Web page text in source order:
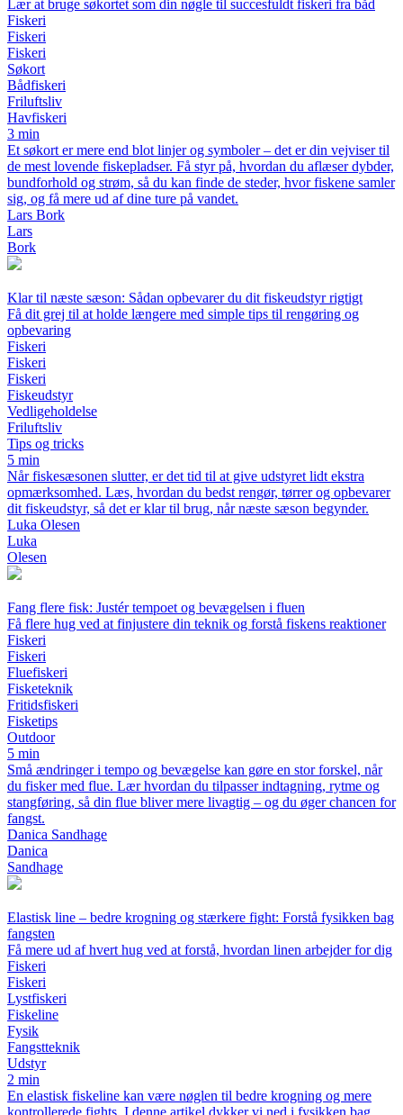
Lær at bruge søkortet som din nøgle til succesfuldt fiskeri fra båd
Fiskeri
Fiskeri
Fiskeri
Søkort
Bådfiskeri
Friluftsliv
Havfiskeri
3 min
Et søkort er mere end blot linjer og symboler – det er din vejviser til
de mest lovende fiskepladser. Få styr på, hvordan du aflæser dybder,
bundforhold og strøm, så du kan finde de steder, hvor fiskene samler
sig, og få mere ud af dine ture på vandet.
Lars Bork
Lars
Bork
Klar til næste sæson: Sådan opbevarer du dit fiskeudstyr rigtigt
Få dit grej til at holde længere med simple tips til rengøring og
opbevaring
Fiskeri
Fiskeri
Fiskeri
Fiskeudstyr
Vedligeholdelse
Friluftsliv
Tips og tricks
5 min
Når fiskesæsonen slutter, er det tid til at give udstyret lidt ekstra
opmærksomhed. Læs, hvordan du bedst rengør, tørrer og opbevarer
dit fiskeudstyr, så det er klar til brug, når næste sæson begynder.
Luka Olesen
Luka
Olesen
Fang flere fisk: Justér tempoet og bevægelsen i fluen
Få flere hug ved at finjustere din teknik og forstå fiskens reaktioner
Fiskeri
Fiskeri
Fluefiskeri
Fisketeknik
Fritidsfiskeri
Fisketips
Outdoor
5 min
Små ændringer i tempo og bevægelse kan gøre en stor forskel, når
du fisker med flue. Lær hvordan du tilpasser indtagning, rytme og
stangføring, så din flue bliver mere livagtig – og du øger chancen for
fangst.
Danica Sandhage
Danica
Sandhage
Elastisk line – bedre krogning og stærkere fight: Forstå fysikken bag
fangsten
Få mere ud af hvert hug ved at forstå, hvordan linen arbejder for dig
Fiskeri
Fiskeri
Lystfiskeri
Fiskeline
Fysik
Fangstteknik
Udstyr
2 min
En elastisk fiskeline kan være nøglen til bedre krogning og mere